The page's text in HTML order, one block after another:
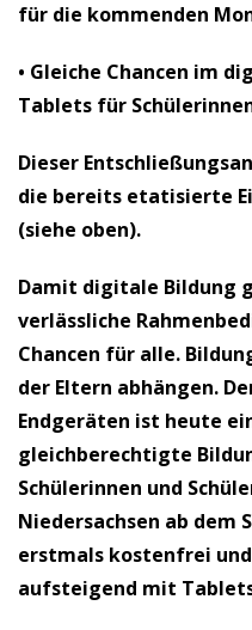
für die kommenden
• Gleiche Chancen im
Tablets für
Dieser
die bereits etatisierte
(siehe oben).
Damit digitale Bildung
verlässliche
Chancen für alle.
der Eltern abhängen.
Endgeräten ist heute
gleichberechtigte
Schülerinnen und
Niedersachsen ab dem
erstmals kostenfrei
aufsteigend mit